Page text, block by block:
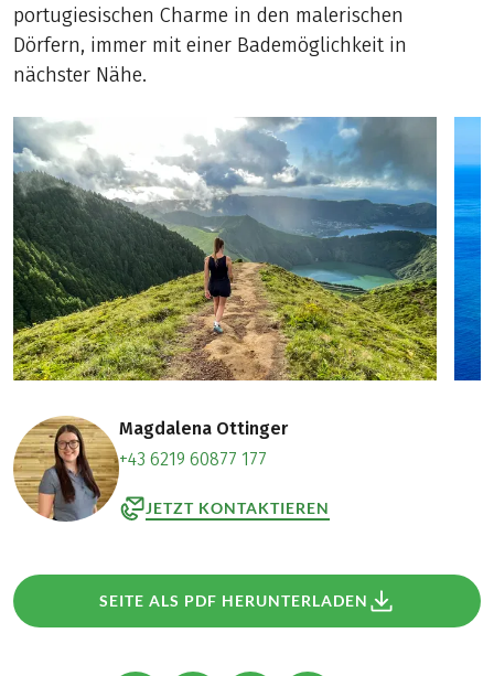
portugiesischen Charme in den malerischen
Dörfern, immer mit einer Bademöglichkeit in
nächster Nähe.
Magdalena Ottinger
+43 6219 60877 177
JETZT KONTAKTIEREN
SEITE ALS PDF HERUNTERLADEN